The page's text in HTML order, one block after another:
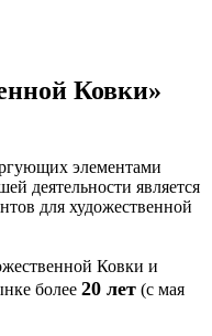
Ковки»
элементами
деятельности является
для художественной
Ковки и
более 20 лет (с мая